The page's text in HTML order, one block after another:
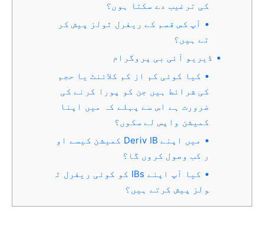
کی ترغیب دے سکتا ہوں؟
آپ کس قسم کے ریفرل ٹولز پیش کر
تے ہیں؟
ڈیریو آئی بی پروگرام
کیا کوئی کم از کم کلائنٹ یا حجم
کی شرائط ہیں جن کو پورا کرنے کی
ضرورت ہے اس سے پہلے کہ میں اپنا
کمیشن واپس لے سکوں؟
میں اپنے Deriv IB کمیشن کیسے او
ر کب وصول کروں گا؟
کیا آپ اپنے IBs کو کوئی ریفرل ٹ
ولز پیش کرتے ہیں؟